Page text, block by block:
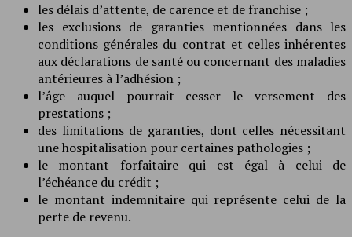
les délais d’attente, de carence et de franchise ;
les exclusions de garanties mentionnées dans les
conditions générales du contrat et celles inhérentes
aux déclarations de santé ou concernant des maladies
antérieures à l’adhésion ;
l’âge auquel pourrait cesser le versement des
prestations ;
des limitations de garanties, dont celles nécessitant
une hospitalisation pour certaines pathologies ;
le montant forfaitaire qui est égal à celui de
l’échéance du crédit ;
le montant indemnitaire qui représente celui de la
perte de revenu.